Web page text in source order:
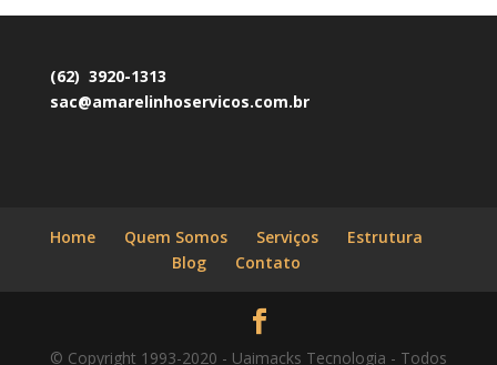
(62) 3920-1313
sac@amarelinhoservicos.com.br
Home Quem Somos Serviços
Estrutura
Blog
Contato
© Copyright 1993-2020 - Uaimacks Tecnologia - Todos